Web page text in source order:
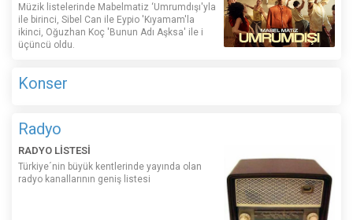
Müzik listelerinde Mabelmatiz ‘Umrumdışı'yla
ile birinci, Sibel Can ile Eypio 'Kıyamam'la
ikinci, Oğuzhan Koç 'Bunun Adı Aşksa' ile i
üçüncü oldu.
Konser
Radyo
RADYO LİSTESİ
Türkiye´nin büyük kentlerinde yayında olan
radyo kanallarının geniş listesi